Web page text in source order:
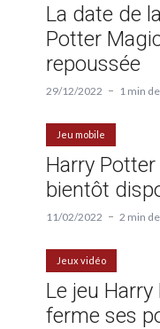
La date de
Potter
repoussée
29/12/2022 1 min
Jeu mobile
Harry
bientôt
11/02/2022 2 min
Jeux vidéo
Le jeu
ferme ses